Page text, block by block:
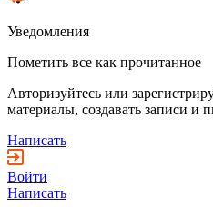
Уведомления
Пометить все как прочитанное
Авторизуйтесь или
материалы, создавать записи и
Написать
Войти
Написать